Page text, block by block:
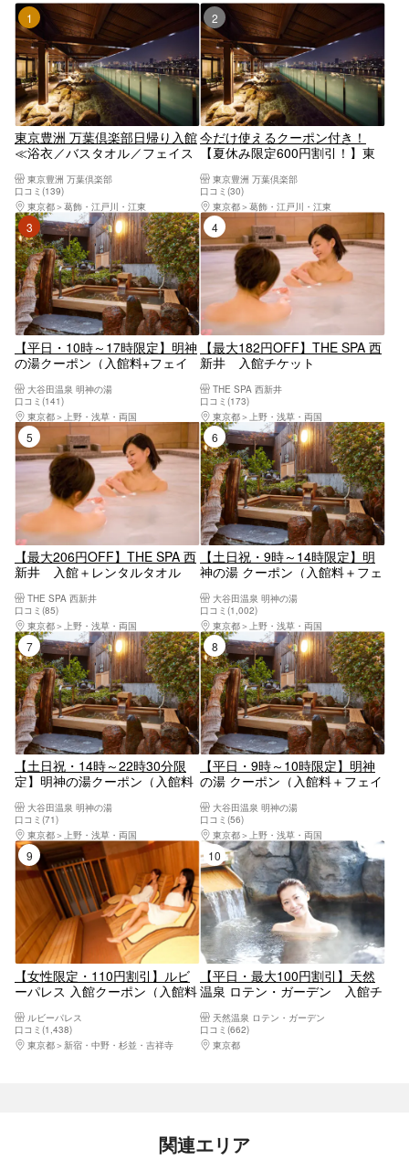
1位
東京豊洲 万葉倶楽部日帰り入館
≪浴衣／バスタオル／フェイス
東京豊洲 万葉倶楽部
口コミ(139)
東京都
葛飾・江戸川・江東
2位
今だけ使えるクーポン付き！
【夏休み限定600円割引！】東
浴衣／各種タオル込＊手ぶらで
OK≫
東京豊洲 万葉倶楽部
口コミ(30)
東京都
葛飾・江戸川・江東
3位
【平日・10時～17時限定】明神
の湯クーポン（入館料+フェイ
大谷田温泉 明神の湯
口コミ(141)
東京都
上野・浅草・両国
4位
【最大182円OFF】THE SPA 西
新井 入館チケット
THE SPA 西新井
口コミ(173)
東京都
上野・浅草・両国
5位
【最大206円OFF】THE SPA 西
新井 入館＋レンタルタオル
THE SPA 西新井
口コミ(85)
東京都
上野・浅草・両国
6位
【土日祝・9時～14時限定】明
神の湯 クーポン（入館料＋フェ
大谷田温泉 明神の湯
口コミ(1,002)
東京都
上野・浅草・両国
7位
【土日祝・14時～22時30分限
定】明神の湯クーポン（入館料
大谷田温泉 明神の湯
口コミ(71)
東京都
上野・浅草・両国
8位
【平日・9時～10時限定】明神
の湯 クーポン（入館料＋フェイ
大谷田温泉 明神の湯
口コミ(56)
東京都
上野・浅草・両国
9位
【女性限定・110円割引】ルビ
ーパレス 入館クーポン（入館料
ルビーパレス
口コミ(1,438)
東京都
新宿・中野・杉並・吉祥寺
10位
【平日・最大100円割引】天然
温泉 ロテン・ガーデン 入館チ
天然温泉 ロテン・ガーデン
口コミ(662)
東京都
関連エリア